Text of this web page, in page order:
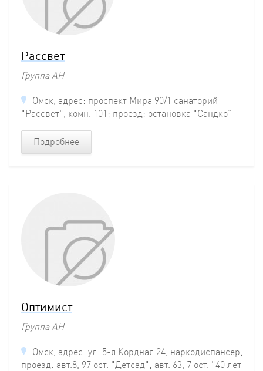
Рассвет
Группа АН
Омск, адрес: проспект Мира 90/1 санаторий
"Рассвет", комн. 101; проезд: остановка "Сандко”
Подробнее
Оптимист
Группа АН
Омск, адрес: ул. 5-я Кордная 24, наркодиспансер;
проезд: авт.8, 97 ост. "Детсад"; авт. 63, 7 ост. "40 лет